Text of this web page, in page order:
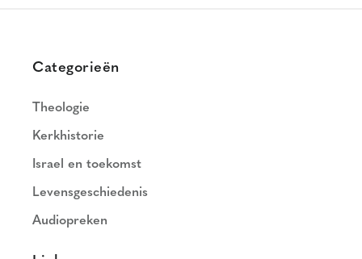
Categorieën
Theologie
Kerkhistorie
Israel en toekomst
Levensgeschiedenis
Audiopreken